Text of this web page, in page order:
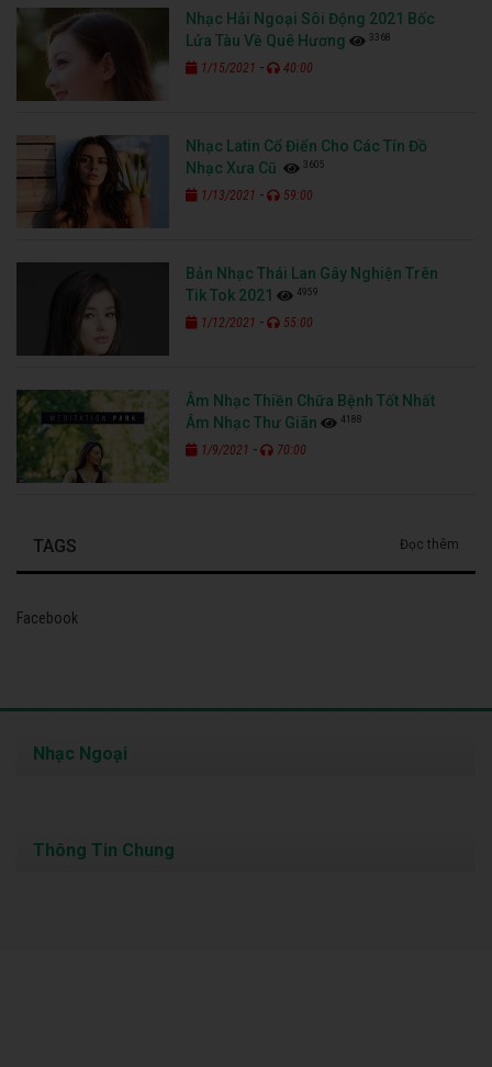
Nhạc Hải Ngoại Sôi Động 2021 Bốc
Lửa Tàu Về Quê Hương
3368
1/15/2021 - 40:00
Nhạc Latin Cổ Điển Cho Các Tín Đồ
Nhạc Xưa Cũ
3605
1/13/2021 - 59:00
Bản Nhạc Thái Lan Gây Nghiện Trên
Tik Tok 2021
4959
1/12/2021 - 55:00
Âm Nhạc Thiền Chữa Bệnh Tốt Nhất
Âm Nhạc Thư Giãn
4188
1/9/2021 - 70:00
TAGS Đọc thêm
Facebook
Nhạc Ngoại
Thông Tin Chung